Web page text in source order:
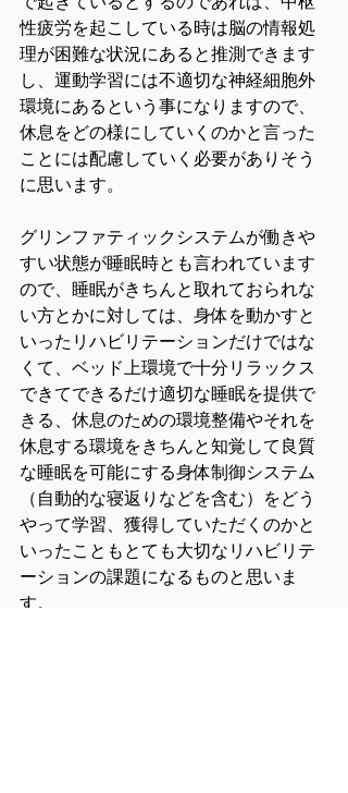
性疲労を起こしている時は脳の情報処
理が困難な状況にあると推測できます
し、運動学習には不適切な神経細胞外
環境にあるという事になりますので、
休息をどの様にしていくのかと言った
ことには配慮していく必要がありそう
に思います。
グリンファティックシステムが働きや
すい状態が睡眠時とも言われています
ので、睡眠がきちんと取れておられな
い方とかに対しては、身体を動かすと
いったリハビリテーションだけではな
くて、ベッド上環境で十分リラックス
できてできるだけ適切な睡眠を提供で
きる、休息のための環境整備やそれを
休息する環境をきちんと知覚して良質
な睡眠を可能にする身体制御システム
（自動的な寝返りなどを含む）をどう
やって学習、獲得していただくのかと
いったこともとても大切なリハビリテ
ーションの課題になるものと思いま
す。